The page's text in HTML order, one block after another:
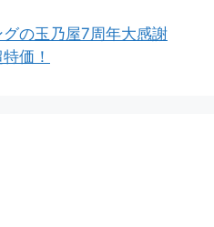
の玉乃屋7周年大感謝
価！